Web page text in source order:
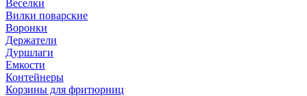
Веселки
Вилки поварские
Воронки
Держатели
Дуршлаги
Емкости
Контейнеры
Корзины для фритюрниц